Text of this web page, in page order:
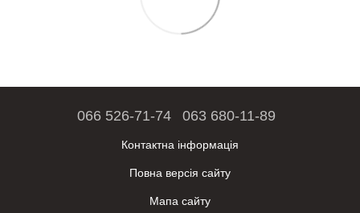
066 526-71-74 063 680-11-89
Контактна інформація
Повна версія сайту
Мапа сайту